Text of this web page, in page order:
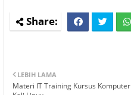
LEBIH LAMA
Materi IT Training Kursus Komputer